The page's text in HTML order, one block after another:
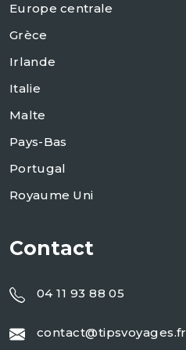
Europe centrale
Grèce
Irlande
Italie
Malte
Pays-Bas
Portugal
Royaume Uni
Contact
04 11 93 88 05
contact@tipsvoyages.fr